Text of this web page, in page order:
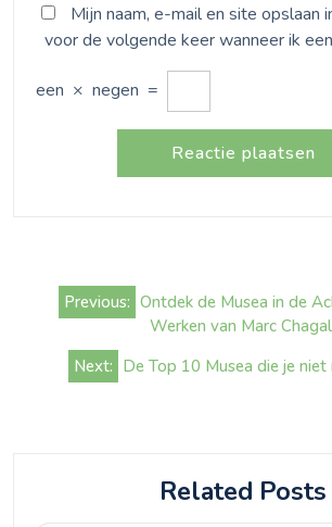
Mijn naam, e-mail en site opslaan
voor de volgende keer wanneer ik
een × negen =
Bericht
navigatie
Previous: Ontdek de Musea in de
Werken van Marc
Next: De Top 10 Musea die je niet
Related Posts